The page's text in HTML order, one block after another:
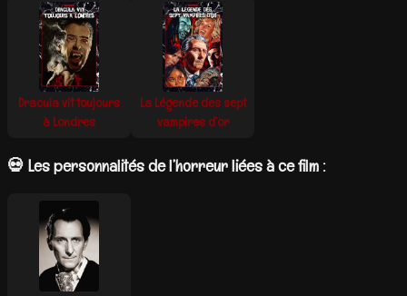
Dracula vit toujours
à Londres
La Légende des sept
vampires d’or
💀 Les personnalités de l’horreur liées à ce film :